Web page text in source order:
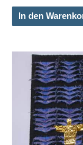
In den